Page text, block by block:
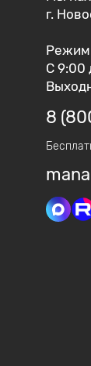
г.
Режим
С 9:00
8